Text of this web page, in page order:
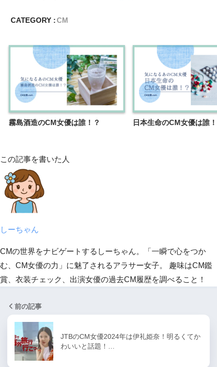
CATEGORY :CM
霧島酒造のCM女優は誰！？ 日本生命のCM女優は誰
この記事を書いた人
しーちゃん
CMの世界をナビゲートするしーちゃん。「一瞬で心をつか
む、CM女優の力」に魅了されるアラサー女子。 趣味はCM鑑
賞、衣装チェック、出演女優の過去CM履歴を調べること！
前の記事
JTBのCM女優2024年は伊礼姫奈！明るくてか
わいいと話題！…